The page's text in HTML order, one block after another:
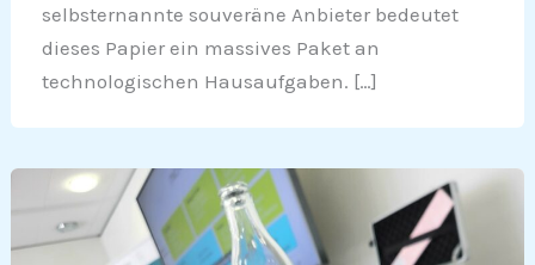
selbsternannte souveräne Anbieter bedeutet
dieses Papier ein massives Paket an
technologischen Hausaufgaben. […]